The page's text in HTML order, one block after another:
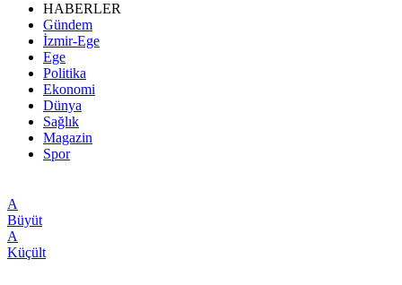
HABERLER
Gündem
İzmir-Ege
Ege
Politika
Ekonomi
Dünya
Sağlık
Magazin
Spor
A
Büyüt
A
Küçült